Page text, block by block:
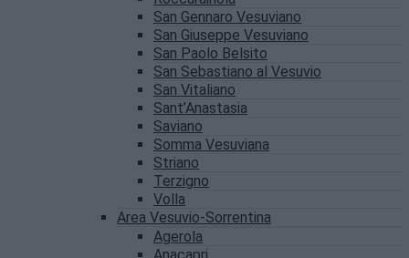
San Gennaro Vesuviano
San Giuseppe Vesuviano
San Paolo Belsito
San Sebastiano al Vesuvio
San Vitaliano
Sant’Anastasia
Saviano
Somma Vesuviana
Striano
Terzigno
Volla
Area Vesuvio-Sorrentina
Agerola